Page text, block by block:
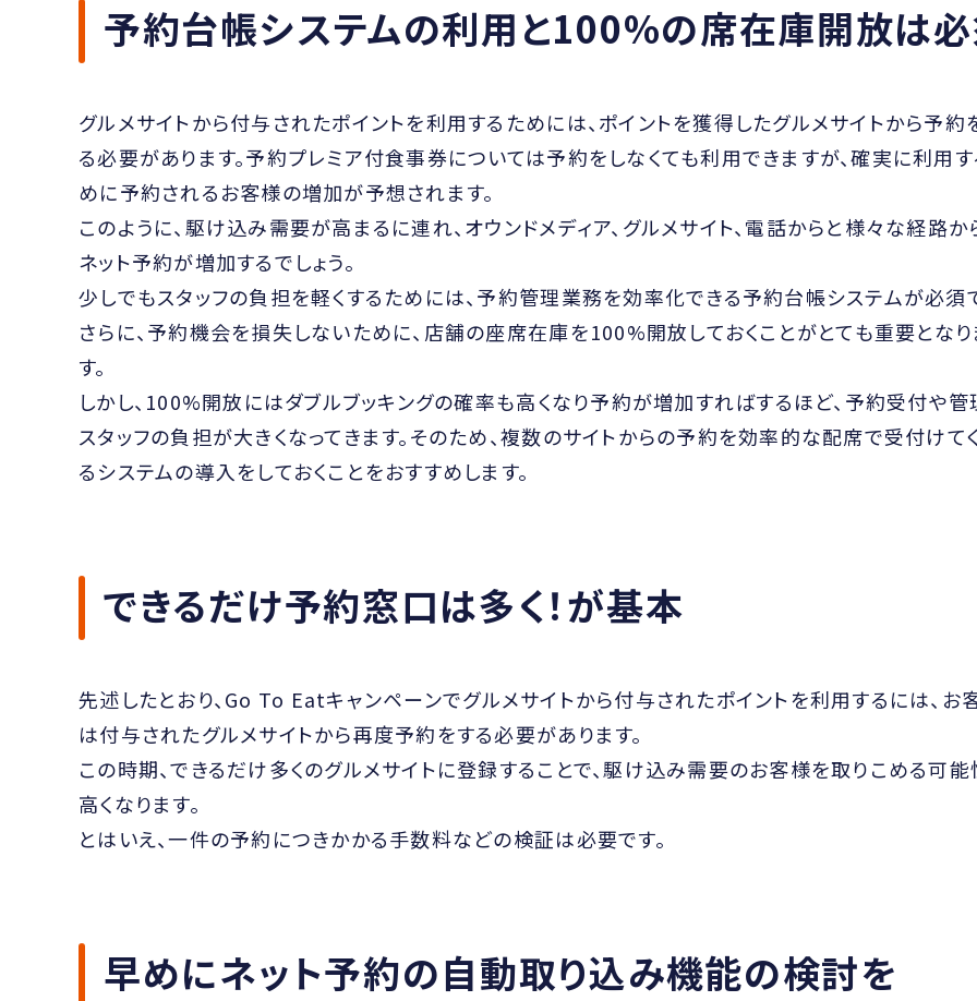
予約台帳システムの利用と100%の席在庫開放は
グルメサイトから付与されたポイントを利用するためには、ポイントを獲得したグルメサイトから予約
る必要があります。予約プレミア付食事券については予約をしなくても利用できますが、確実に利用
めに予約されるお客様の増加が予想されます。
このように、駆け込み需要が高まるに連れ、オウンドメディア、グルメサイト、電話からと様々な経路か
ネット予約が増加するでしょう。
少しでもスタッフの負担を軽くするためには、予約管理業務を効率化できる予約台帳システムが必須
さらに、予約機会を損失しないために、店舗の座席在庫を100%開放しておくことがとても重要とな
す。
しかし、100%開放にはダブルブッキングの確率も高くなり予約が増加すればするほど、予約受付や
スタッフの負担が大きくなってきます。そのため、複数のサイトからの予約を効率的な配席で受付けて
るシステムの導入をしておくことをおすすめします。
できるだけ予約窓口は多く！が基本
先述したとおり、Go To Eatキャンペーンでグルメサイトから付与されたポイントを利用するには、お
は付与されたグルメサイトから再度予約をする必要があります。
この時期、できるだけ多くのグルメサイトに登録することで、駆け込み需要のお客様を取りこめる可
高くなります。
とはいえ、一件の予約につきかかる手数料などの検証は必要です。
早めにネット予約の自動取り込み機能の検討を